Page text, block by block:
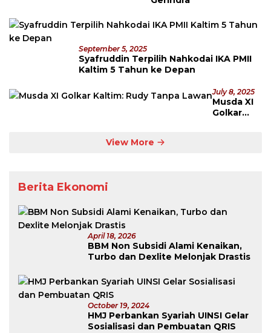
September 5, 2025
Syafruddin Terpilih Nahkodai IKA PMII
Kaltim 5 Tahun ke Depan
July 8, 2025
Musda XI
Golkar
View More
Berita Ekonomi
April 18, 2026
BBM Non Subsidi Alami Kenaikan,
Turbo dan Dexlite Melonjak Drastis
October 19, 2024
HMJ Perbankan Syariah UINSI Gelar
Sosialisasi dan Pembuatan QRIS